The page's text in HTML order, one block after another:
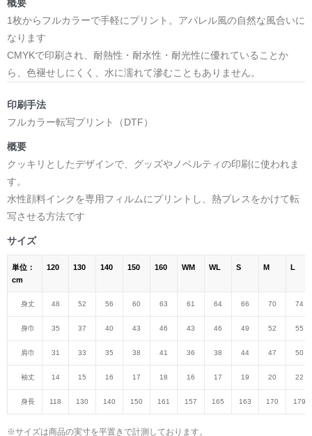
概要
1枚からフルカラーで手軽にプリント。アパレル風の自然な風合いに
なります
CMYKで印刷され、耐熱性・耐水性・耐光性に優れていることか
ら、色褪せしにくく、水に濡れて滲むこともありません。
印刷手法
フルカラー転写プリント（DTF）
概要
クッキリとしたデザインで、グッズやノベルティの印刷に使われま
す。
水性顔料インクを専用フィルムにプリントし、熱プレスをかけて転
写させる方法です
サイズ
単位：
cm
120 130 140 150 160 WM WL S M L
身丈 48 52 56 60 63 61 64 66 70 74
身巾 35 37 40 43 46 43 46 49 52 55
肩巾 31 33 35 38 41 36 38 44 47 50
袖丈 14 15 16 17 18 16 17 19 20 22
身長 118 130 140 150 161 157 165 163 170 179
※サイズは商品の実寸を平置きで計測しております。